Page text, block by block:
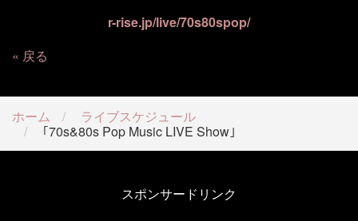
r-rise.jp/live/70s80spop/
戻る
ホーム
ライブスケジュール
｢70s&80s Pop Music LIVE Show｣
スポンサードリンク